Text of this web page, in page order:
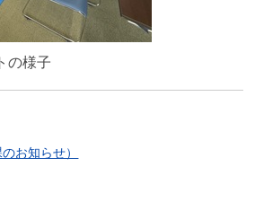
子
お知らせ）